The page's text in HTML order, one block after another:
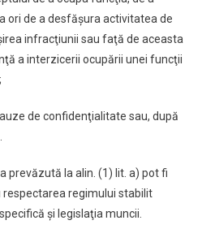
ori de a desfăşura activitatea de
infracţiunii sau faţă de aceasta
a interzicerii ocupării unei funcţii
de confidenţialitate sau, după
prevăzută la alin. (1) lit. a) pot fi
regimului stabilit
şi legislaţia muncii.